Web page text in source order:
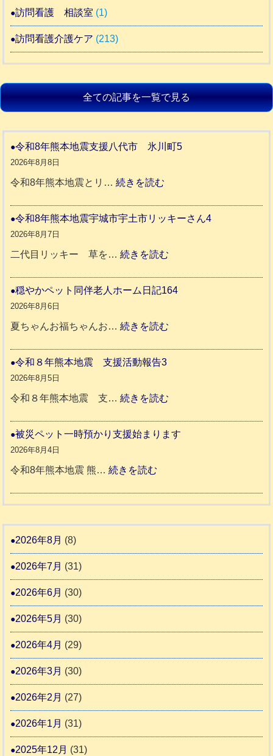
訪問看護 相談室 (1)
訪問看護介護ケア (213)
全ての記事を一覧で見る
令和8年熊本地震支援八代市 氷川町5
2026年8月8日
令和8年熊本地震とリ…続きを読む
和
年
本
援
市
氷
令和8年熊本地震宇城市宇土市リッキーさん4
2026年8月7日
二代目リッキー 草を…続きを読む
和
城
市
市
ッ
さ
穏やかペット同伴老人ホーム日記164
2026年8月6日
夏ちゃんお福ちゃんお…続きを読む
ト
人
記
4
令和８年熊本地震 支援活動報告3
2026年8月5日
令和８年熊本地震 支…続きを読む
和
被災ペット一時預かり支援始まります
2026年8月4日
令和8年熊本地震 熊…続きを読む
災
ト
預
支
ま
2026年8月 (8)
2026年7月 (31)
2026年6月 (30)
2026年5月 (30)
2026年4月 (29)
2026年3月 (30)
2026年2月 (27)
2026年1月 (31)
2025年12月 (31)